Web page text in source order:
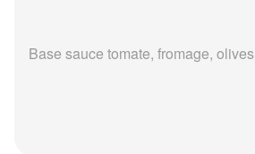
Base sauce tomate, fromage, olives